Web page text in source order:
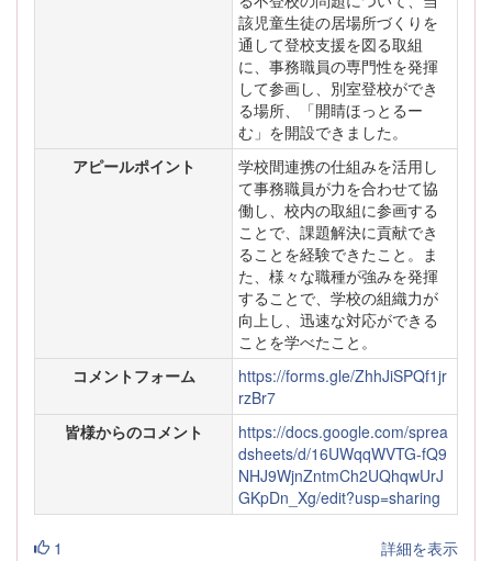
該児童生徒の居場所づくりを
通して登校支援を図る取組
に、事務職員の専門性を発揮
して参画し、別室登校ができ
る場所、「開睛ほっとるー
む」を開設できました。
アピールポイント
学校間連携の仕組みを活用し
て事務職員が力を合わせて協
働し、校内の取組に参画する
ことで、課題解決に貢献でき
ることを経験できたこと。ま
た、様々な職種が強みを発揮
することで、学校の組織力が
向上し、迅速な対応ができる
ことを学べたこと。
コメントフォーム
https://forms.gle/ZhhJiSPQf1jr
rzBr7
皆様からのコメント
https://docs.google.com/sprea
dsheets/d/16UWqqWVTG-fQ9
NHJ9WjnZntmCh2UQhqwUrJ
GKpDn_Xg/edit?usp=sharing
1 詳細を表示